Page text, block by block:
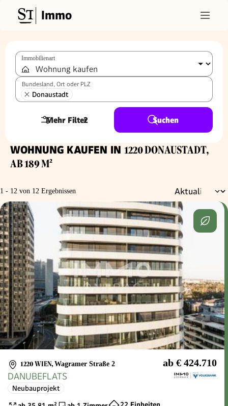
Immo
Immobilienart
Bundesland, Ort oder PLZ
Donaustadt
Mehr Filter
2 Suchen
WOHNUNG KAUFEN IN 1220 DONAUSTADT,
AB 189 M²
1 - 12 von 12 Ergebnissen
1220 WIEN, Wagramer Straße 2 ab € 424.710
DANUBEFLATS
Neubauprojekt